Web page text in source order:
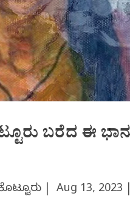
ಬರೆದ ಈ
| Aug 13, 2023